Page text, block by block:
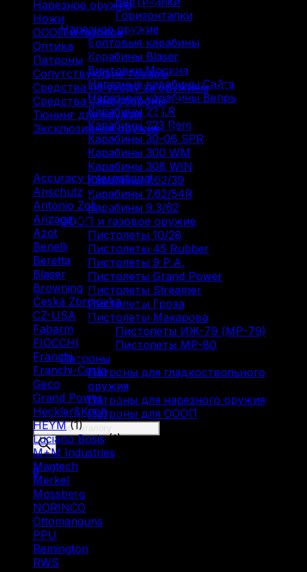
Горизонталки
Нарезное оружие
Болтовые карабины
Карабины Blaser
Винтовки Мосина
Нарезные карабины Сайга
Нарезные карабины Вепрь
Карабины 22 LR
Карабины 223 Rem
Карабины 30-06 SPR
Карабины 300 WM
Карабины 308 WIN
Карабины 7.62/39
Карабины 7.62/54R
Карабины 9.3/62
ОООП и газовое оружие
Пистолеты 10/28
Пистолеты 45 Rubber
Пистолеты 9 Р.А.
Пистолеты Grand Power
Пистолеты Streamer
Пистолеты Гроза
Пистолеты Макарова
Пистолеты ИЖ-79 (МР-79)
Пистолеты МР-80
Патроны
Патроны для гладкоствольного
оружия
Патроны для нарезного оружия
Патроны для ОООП
Поиск
товаров
0
Корзина пуста.
Нарезное оружие (115)
Ножи
ОООП и газовое (71)
Оптика
(12)
Патроны (211)
Сопутствующие товары (13)
Средства по уходу за оружием (31)
Средства самообороны (6)
Тюнинг для оружия (37)
Эксклюзивное оружие (6)
Accuracy International (1)
Anschutz (3)
Antonio Zoli (3)
Arizaga (1)
Azot
Benelli
(16)
Beretta
Blaser
Browning (9)
Česká Zbrojovka (10)
CZ-USA
(1)
Fabarm
FIOCCHI
Franchi (3)
Franchi-Costo (1)
Geco
Grand Power (1)
Heckler&Koch (2)
HEYM (1)
Luciano Bosis (1)
M+M Industries
Magtech
Merkel
Mossberg
NORINCO
Ottomanguns
PPU
Remington
RWS